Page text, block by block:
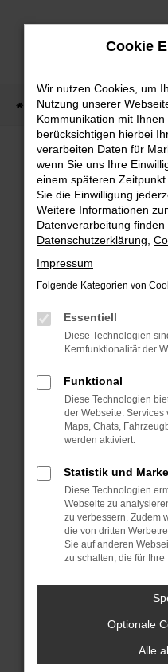
Zum
Startseite Fahrzeugangebote
Fehler:
Beim Laden ist ein
Hier sind ein paar
Laden andere
Prüfe deine
Manche
können das
verhindern.
anderen Browser
Fenster?
Starte dein
Das kann
vorübergehende
Betriebssystem
Veraltete
Sicherheitsrisiko,
Cookie
Wir nutzen Cookies, um
Nutzung unserer
Kommunikation mit
berücksichtigen hierbei
verarbeiten Daten für
wenn Sie uns Ihre
einem späteren
Sie die Einwilligung
Weitere Informationen
Datenverarbeitung finden
Datenschutzerklärung
Impressum
Folgende Kategorien von
Essentiell
Diese Technologien
Kernfunktionalität der
Funktional
Diese Technologien
der Webseite.
Maps, Chats,
werden aktiviert.
Statistik und
Diese Technologien
Webseite zu
zu verbessern. Zudem
die von dritten
Sie auf anderen
zu schalten, die für
Optionale
Alle